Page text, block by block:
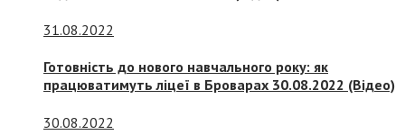
31.08.2022
Готовність до нового навчального року: як
працюватимуть ліцеї в Броварах 30.08.2022 (Відео)
30.08.2022